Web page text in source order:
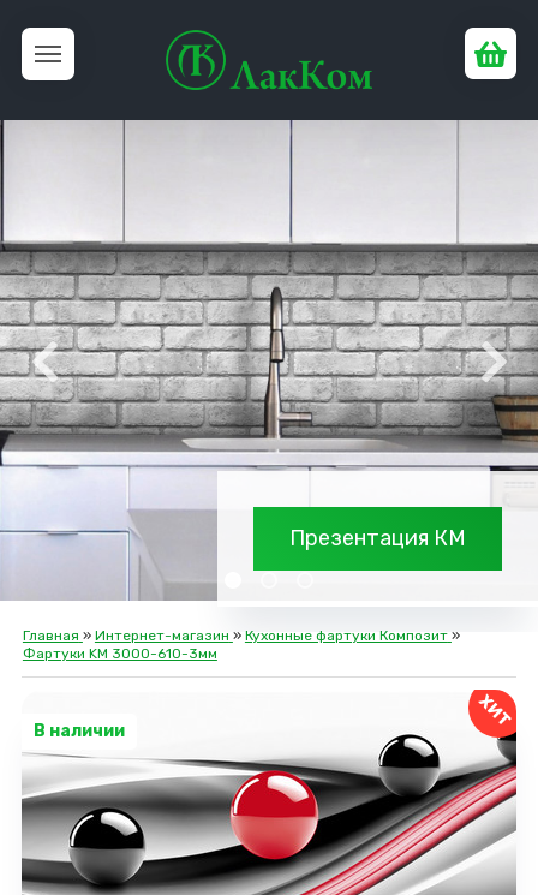
Презентация КМ
Главная » Интернет-магазин » Кухонные фартуки Композит »
Фартуки KM 3000-610-3мм
В наличии ХИТ